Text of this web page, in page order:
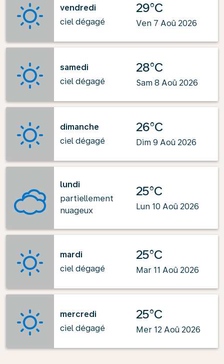
vendredi
ciel dégagé
29°C
Ven 7 Aoû 2026
samedi
ciel dégagé
28°C
Sam 8 Aoû 2026
dimanche
ciel dégagé
26°C
Dim 9 Aoû 2026
lundi
partiellement
nuageux
25°C
Lun 10 Aoû 2026
mardi
ciel dégagé
25°C
Mar 11 Aoû 2026
mercredi
ciel dégagé
25°C
Mer 12 Aoû 2026